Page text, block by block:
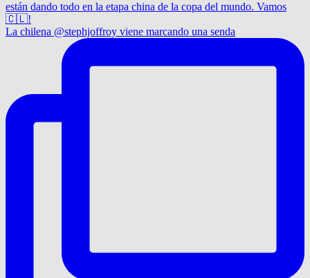
La chilena @stephjoffroy viene marcando una senda